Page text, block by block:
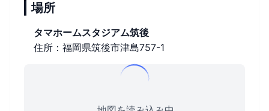
場所
タマホームスタジアム筑後
住所：福岡県筑後市津島757-1